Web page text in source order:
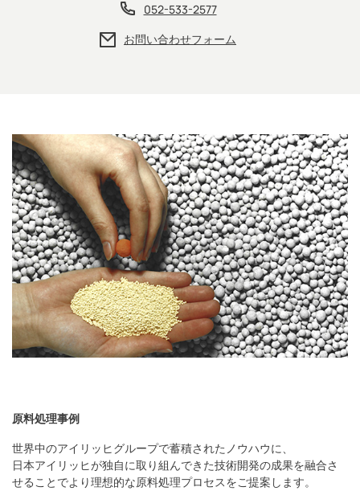
052-533-2577
お問い合わせフォーム
原料処理事例
世界中のアイリッヒグループで蓄積されたノウハウに、
日本アイリッヒが独自に取り組んできた技術開発の成果を融合さ
せることでより理想的な原料処理プロセスをご提案します。